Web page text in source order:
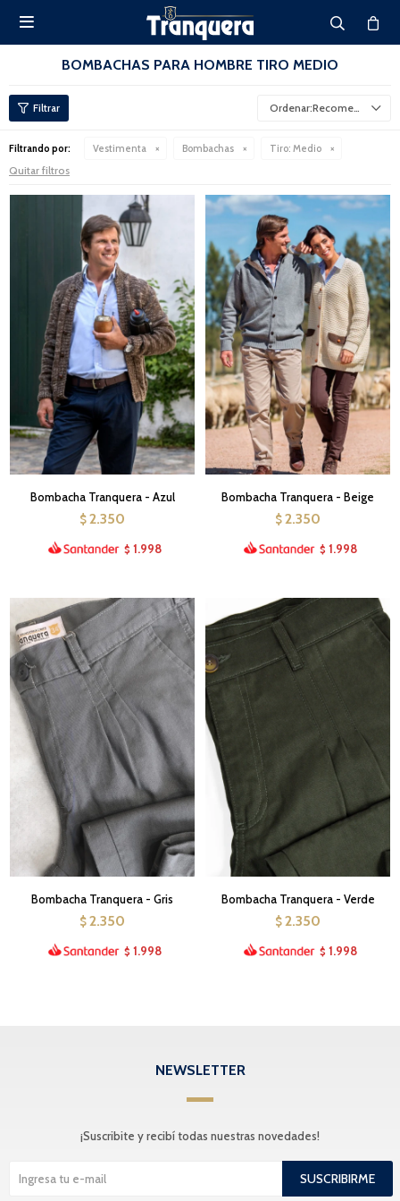

BOMBACHAS PARA HOMBRE TIRO MEDIO
Recomendados
Filtrando por: Vestimenta Bombachas Tiro: Medio
Quitar filtros
Bombacha Tranquera - Azul
$ 2.350
$ 1.998
Bombacha Tranquera - Beige
$ 2.350
$ 1.998
Bombacha Tranquera - Gris
$ 2.350
$ 1.998
Bombacha Tranquera - Verde
$ 2.350
$ 1.998
NEWSLETTER
¡Suscribite y recibí todas nuestras novedades!
SUSCRIBIRME